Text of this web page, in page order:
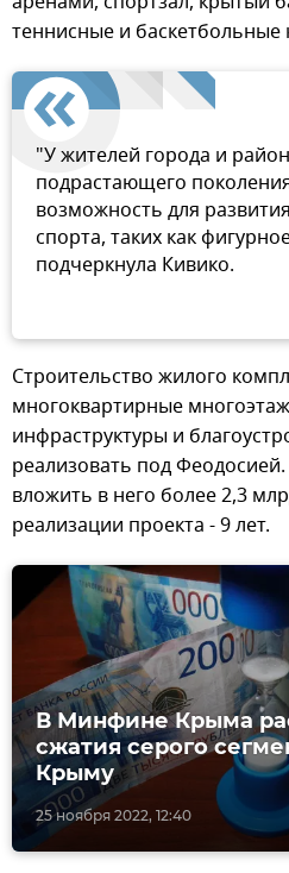
теннисные и
"У жителей города и
подрастающего
возможность для
спорта, таких как
подчеркнула Кивико.
Строительство жилого
многоквартирные
инфраструктуры и
реализовать под
вложить в него более 2,3
реализации проекта - 9 лет.
25 ноября 2022, 12:40
В Минфине Крыма
сжатия серого
Крыму